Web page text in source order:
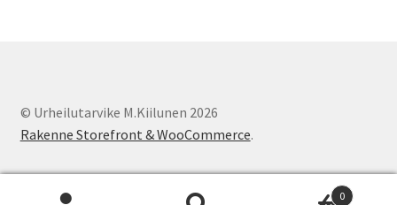
© Urheilutarvike M.Kiilunen 2026
Rakenne Storefront & WooCommerce.
0